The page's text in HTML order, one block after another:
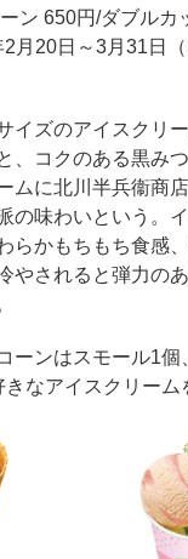
ン 650円/ダブルカ
2月20日～3月31日
イズのアイスクリ
、コクのある黒み
ムに北川半兵衞商
の味わいという。
らかもちもち食感
やされると弾力の
ーンはスモール1個
なアイスクリーム